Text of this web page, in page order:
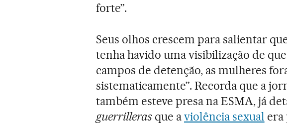
forte”.
Seus olhos crescem para salientar
tenha havido uma visibilização de
campos de detenção, as mulheres
sistematicamente”. Recorda que a
também esteve presa na ESMA, já
guerrilleras que aviolência sexual era